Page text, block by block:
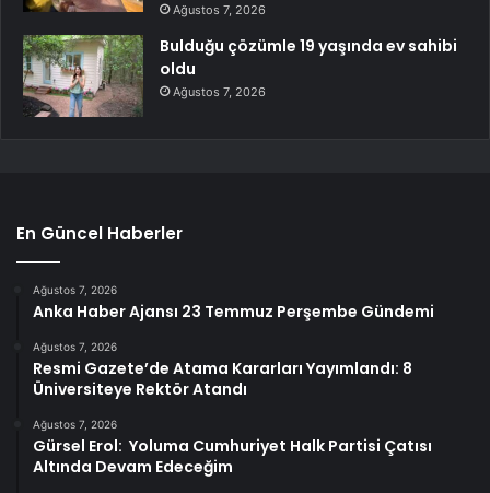
Ağustos 7, 2026
Bulduğu çözümle 19 yaşında ev sahibi
oldu
Ağustos 7, 2026
En Güncel Haberler
Ağustos 7, 2026
Anka Haber Ajansı 23 Temmuz Perşembe Gündemi
Ağustos 7, 2026
Resmi Gazete’de Atama Kararları Yayımlandı: 8
Üniversiteye Rektör Atandı
Ağustos 7, 2026
Gürsel Erol: Yoluma Cumhuriyet Halk Partisi Çatısı
Altında Devam Edeceğim